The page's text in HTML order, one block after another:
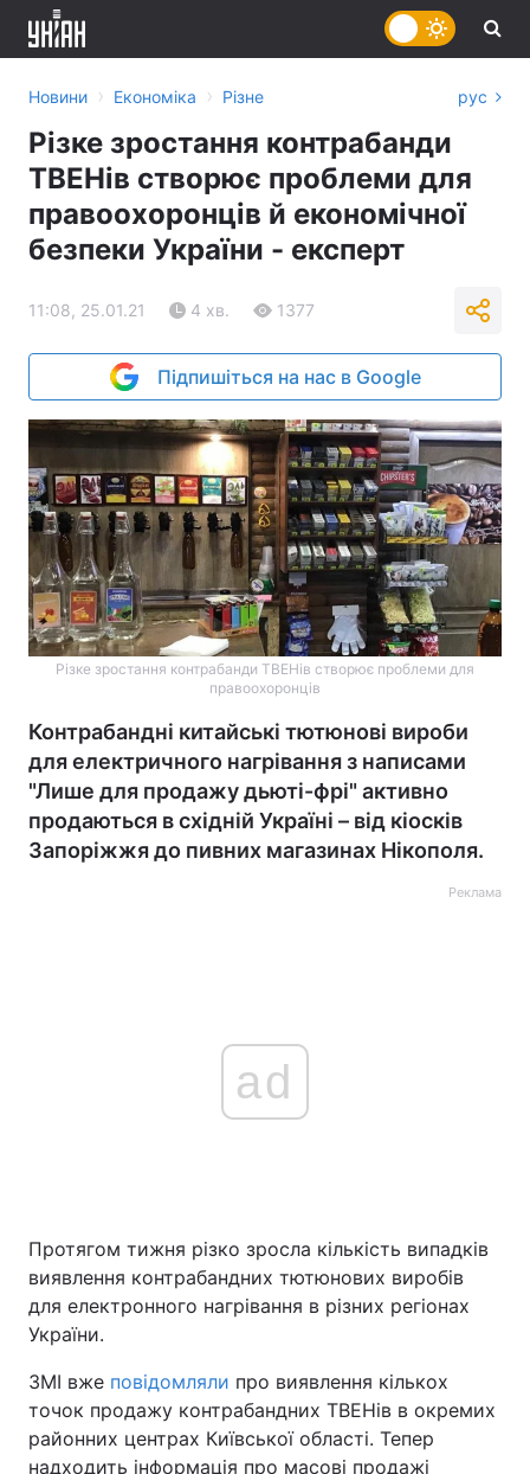
Економіка
Спорт Наука
Техно і зв'язок
Зброя Інциденти
Новини › Економіка › Різне рус
Різке зростання контрабанди
ТВЕНів створює проблеми для
правоохоронців й економічної
безпеки України - експерт
11:08, 25.01.21 4 хв. 1377
Підпишіться на нас в Google
Різке зростання контрабанди ТВЕНів створює проблеми для
правоохоронців
Контрабандні китайські тютюнові вироби
для електричного нагрівання з написами
"Лише для продажу дьюті-фрі" активно
продаються в східній Україні – від кіосків
Запоріжжя до пивних магазинах Нікополя.
Реклама
ad
Протягом тижня різко зросла кількість випадків
виявлення контрабандних тютюнових виробів
для електронного нагрівання в різних регіонах
України.
ЗМІ вже повідомляли про виявлення кількох
точок продажу контрабандних ТВЕНів в окремих
районних центрах Київської області. Тепер
надходить інформація про масові продажі